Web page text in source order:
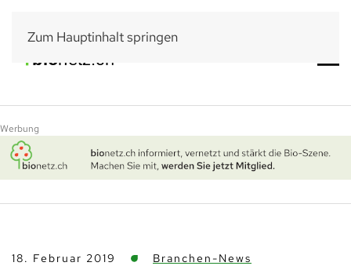
Zum Hauptinhalt springen
Werbung
18. Februar 2019 Branchen-News